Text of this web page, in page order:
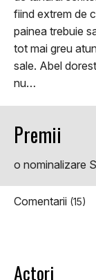
fiind extrem de
painea trebuie
tot mai greu
sale. Abel
nu…
Premii
o nominalizare
Comentarii (15)
Actori